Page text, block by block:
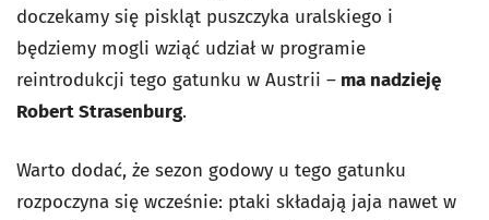
doczekamy się piskląt puszczyka uralskiego i
będziemy mogli wziąć udział w programie
reintrodukcji tego gatunku w Austrii – ma nadzieję
Robert Strasenburg.
Warto dodać, że sezon godowy u tego gatunku
rozpoczyna się wcześnie: ptaki składają jaja nawet w